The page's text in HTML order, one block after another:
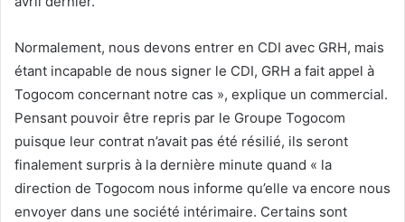
Normalement, nous devons entrer en CDI avec GRH, mais
étant incapable de nous signer le CDI, GRH a fait appel à
Togocom concernant notre cas », explique un commercial.
Pensant pouvoir être repris par le Groupe Togocom
puisque leur contrat n’avait pas été résilié, ils seront
finalement surpris à la dernière minute quand « la
direction de Togocom nous informe qu’elle va encore nous
envoyer dans une société intérimaire. Certains sont